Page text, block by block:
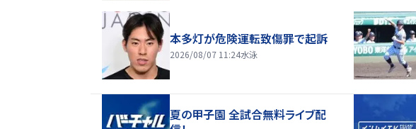
本多灯が危険運転致傷罪で起訴
2026/08/07 11:24水泳
夏の甲子園 全試合無料ライブ配